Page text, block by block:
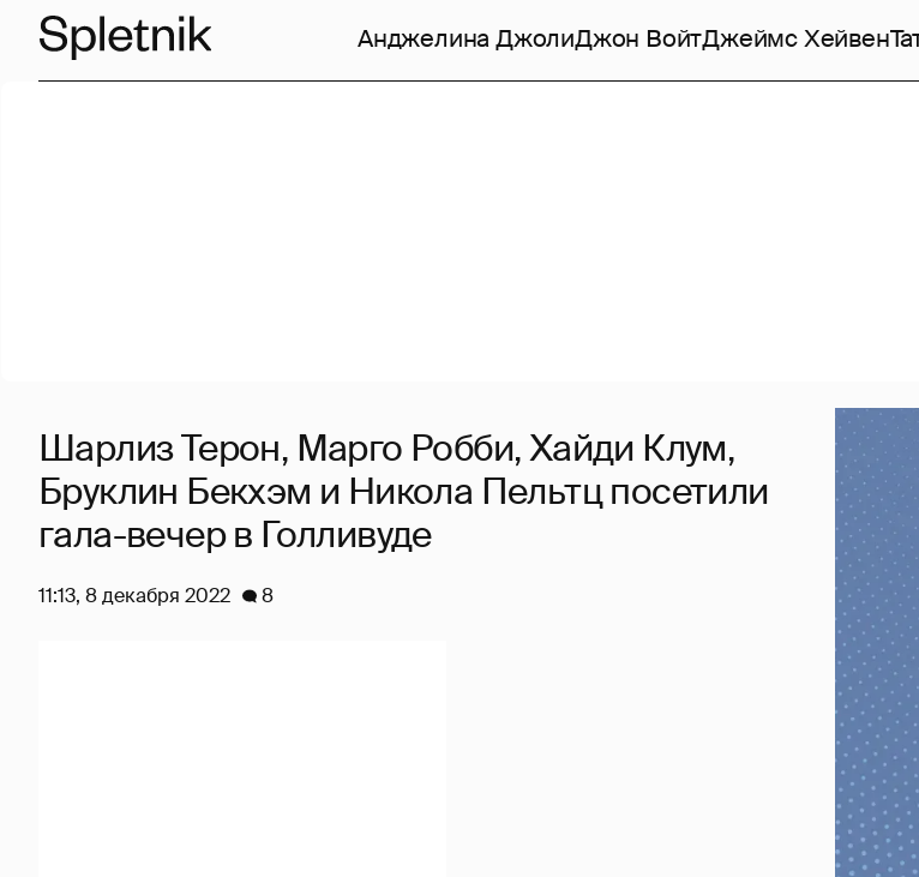
Анджелина ДжолиДжон ВойтДжеймс Хейвен
Шарлиз Терон, Марго Робби, Хайди Клум,
Бруклин Бекхэм и Никола Пельтц посетили
гала-вечер в Голливуде
11:13, 8 декабря 2022 8